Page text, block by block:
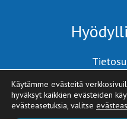
Käytämme evästeitä
hyväksyt kaikkien evästeiden
evästeasetuksia, valitse